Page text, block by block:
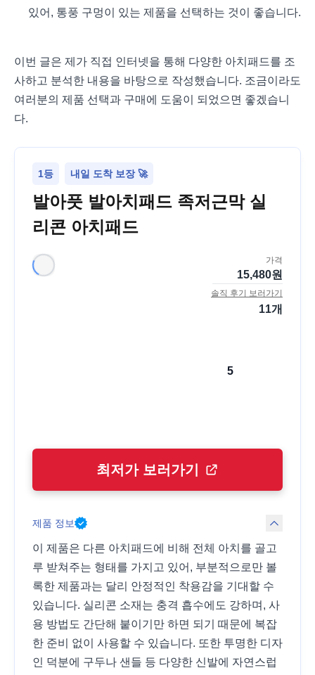
있어, 통풍 구멍이 있는 제품을 선택하는 것이 좋습니다.
이번 글은 제가 직접 인터넷을 통해 다양한 아치패드를 조
사하고 분석한 내용을 바탕으로 작성했습니다. 조금이라도
여러분의 제품 선택과 구매에 도움이 되었으면 좋겠습니
다.
1등 내일 도착 보장 🚀
발아풋 발아치패드 족저근막 실
리콘 아치패드
가격
15,480원
솔직 후기 보러가기
11개
5
최저가 보러가기
제품 정보
이 제품은 다른 아치패드에 비해 전체 아치를 골고
루 받쳐주는 형태를 가지고 있어, 부분적으로만 볼
록한 제품과는 달리 안정적인 착용감을 기대할 수
있습니다. 실리콘 소재는 충격 흡수에도 강하며, 사
용 방법도 간단해 붙이기만 하면 되기 때문에 복잡
한 준비 없이 사용할 수 있습니다. 또한 투명한 디자
인 덕분에 구두나 샌들 등 다양한 신발에 자연스럽